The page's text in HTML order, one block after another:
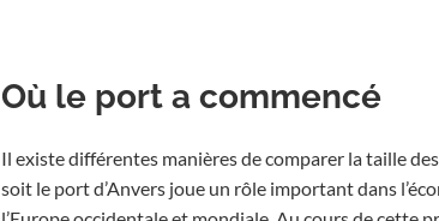
Où le port a commencé
Il existe différentes manières de comparer la taille
soit le port d’Anvers joue un rôle important dans